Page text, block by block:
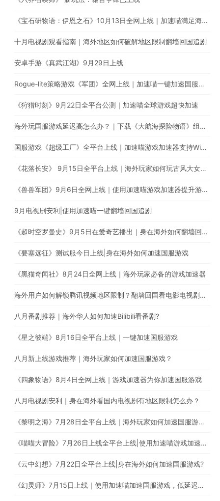
《宝石研物语：伊恩之石》10月13日全网上线｜加速喵满足海外玩家的加速需求
十月电视剧观看指南｜海外地区如何破解地区限制翻墙回国追剧
安卓手游《真武江湖》9月29日上线
Rogue-lite策略游戏《军团》全网上线｜加速喵一键加速国服游戏
《狩猎时刻》9月22日全平台公测｜加速喵全球游戏超快加速
海外玩国服游戏延迟高怎么办？｜下载《大航海探险物语》组建超强航海队
国服游戏《超级工厂》全平台上线｜加速喵游戏加速器支持Window、iOS、Android多平台使用
《花落长安》 9月15日全平台上线｜海外玩家如何玩古风大女主养成手游
《兽兽军团》9月6日全网上线｜使用加速喵游戏加速器提升游戏体验
9月电视剧安利|使用加速喵一键翻墙回国追剧
《超时空罗曼史》9月5日在爱奇艺播出｜身在海外如何翻墙回国追剧？
《要塞远征》测试服今日上线|身在海外如何加速国服游戏
《黑猫奇闻社》8月24日全网上线｜海外玩家必备的游戏加速器
海外用户如何解锁腾讯视频地区限制？翻墙回国看电影电视剧综艺
八月番剧推荐｜海外华人如何加速Bilibili看番剧?
《星之彼端》8月16日全平台上线｜一键加速国服游戏
八月新上线游戏推荐｜海外玩家如何加速国服游戏？
《四象物语》8月4日全网上线｜游戏加速器为你加速国服游戏
八月电视剧安利｜身在海外看国内电视剧有地区限制怎么办？
《黎明之海》7月28日全平台上线｜海外玩家如何加速国服游戏？
《喵喵大冒险》7月26日上线全平台上线|使用加速喵游戏加速器一键加速国服游戏
《云中幻想》7月22日全平台上线|身在海外如何加速国服游戏?
《幻灵师》7月15日上线｜使用加速喵加速国服游戏，低延迟无卡顿